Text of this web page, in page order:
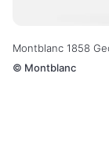
Montblanc 1858
© Montblanc